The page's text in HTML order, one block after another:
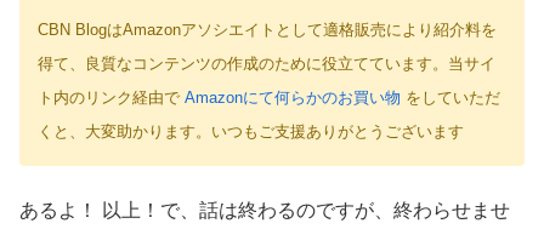
CBN BlogはAmazonアソシエイトとして適格販売により紹介料を
得て、良質なコンテンツの作成のために役立てています。当サイ
ト内のリンク経由で Amazonにて何らかのお買い物 をしていただ
くと、大変助かります。いつもご支援ありがとうございます
あるよ！ 以上！で、話は終わるのですが、終わらせませ